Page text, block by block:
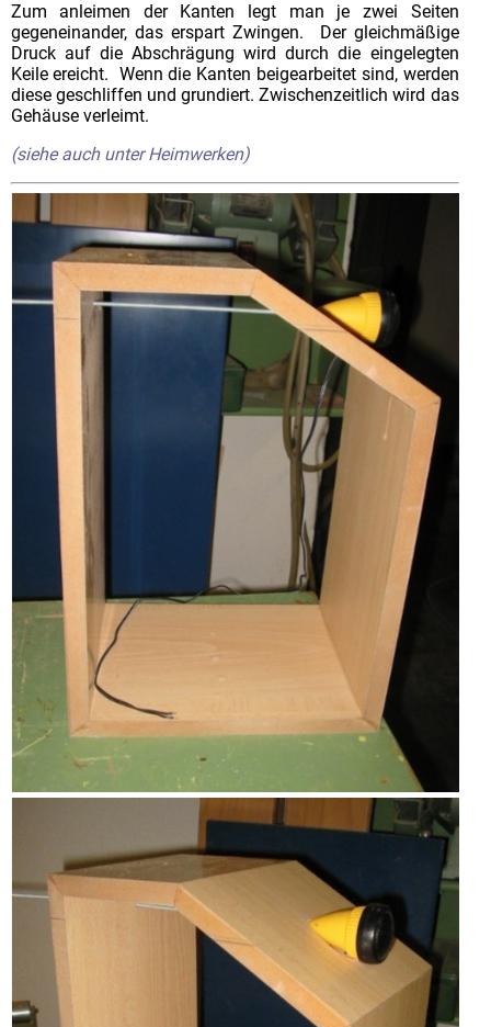
Zum anleimen der Kanten legt man je zwei Seiten
gegeneinander, das erspart Zwingen. Der gleichmäßige
Druck auf die Abschrägung wird durch die eingelegten
Keile ereicht. Wenn die Kanten beigearbeitet sind, werden
diese geschliffen und grundiert. Zwischenzeitlich wird das
Gehäuse verleimt.
(siehe auch unter Heimwerken)